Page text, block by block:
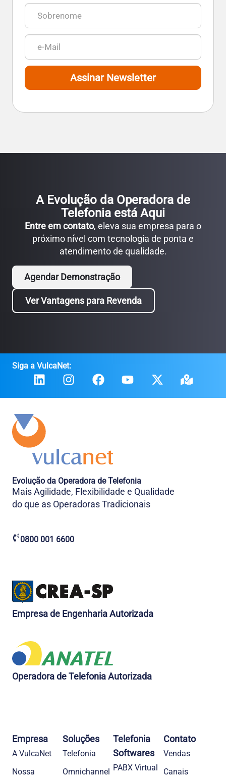
Assinar Newsletter
A Evolução da Operadora de
Telefonia está Aqui
Entre em contato, eleva sua empresa para o
próximo nível com tecnologia de ponta e
atendimento de qualidade.
Agendar Demonstração
Ver Vantagens para Revenda
Siga a VulcaNet:
Evolução da Operadora de Telefonia
Mais Agilidade, Flexibilidade e Qualidade
do que as Operadoras Tradicionais
0800 001 6600
Empresa de Engenharia Autorizada
Operadora de Telefonia Autorizada
Empresa
A VulcaNet
Nossa
Soluções
Telefonia​
Omnichannel
Telefonia
Softwares
PABX Virtual
Contato
Vendas
Canais